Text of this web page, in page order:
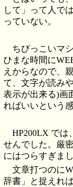
して」って人で
っていない。
ちびっこいマ
ひまな時間に
えからなので、
て、文字が読み
表示が出来る)画
ればいいという
HP200LX では
せんでした。厳
にはつらすぎまし
文章打つのに
辞書」と捉えれ